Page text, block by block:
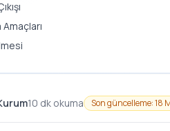
Amaçları
10 dk okuma Son güncelleme: 18